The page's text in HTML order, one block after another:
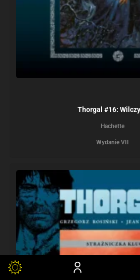
Thorgal #16:
Hachette
Wydanie VII